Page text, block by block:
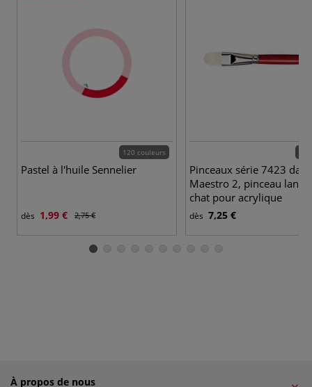
120 couleurs
Pastel à l'huile Sennelier
dès 1,99 € 2,75 €
Pinceaux série 7423 da
Maestro 2, pinceau
chat pour acrylique
dès 7,25 €
À propos de nous